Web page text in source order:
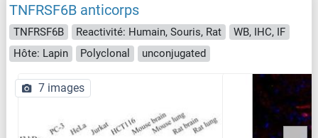
TNFRSF6B anticorps
TNFRSF6B Reactivité: Humain, Souris, Rat
WB, IHC, IF
Hôte: Lapin
Polyclonal unconjugated
7 images